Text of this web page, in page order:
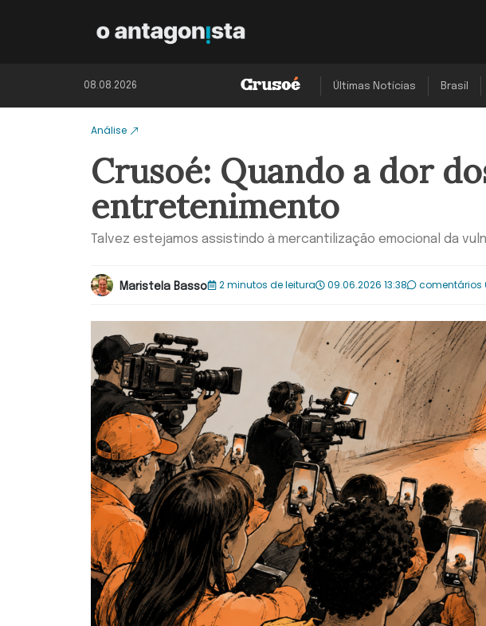
08.08.2026 Últimas Notícias Brasil
Análise
Crusoé: Quando a dor
entretenimento
Talvez estejamos assistindo à mercantilização emocional da
Maristela Basso 2 minutos de leitura 09.06.2026 13:38 comentários